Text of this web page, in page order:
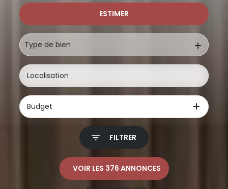
De l'immo pro
ESTIMER
Type de bien
Budget
FILTRER
VOIR LES 376 ANNONCES